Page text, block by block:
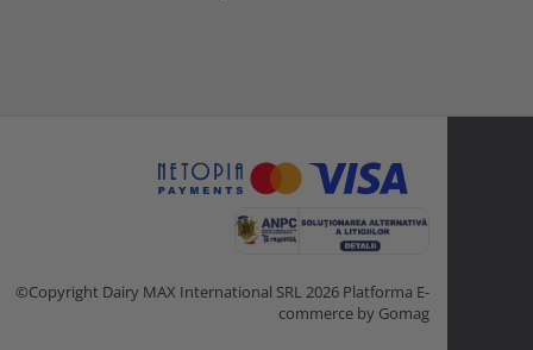
©Copyright Dairy MAX International SRL 2026 Platforma E-
commerce by Gomag